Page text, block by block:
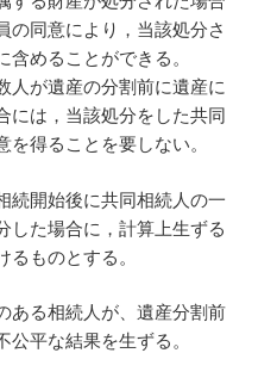
の同意により，当該処分さ
めることができる。
が遺産の分割前に遺産に
には，当該処分をした共同
得ることを要しない。
続開始後に共同相続人の一
した場合に，計算上生ずる
ものとする。
ある相続人が、遺産分割前
平な結果を生ずる。